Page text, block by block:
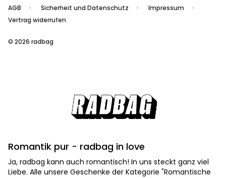
AGB Sicherheit und Datenschutz
Impressum
Vertrag widerrufen
© 2026 radbag
Romantik pur - radbag in love
Ja, radbag kann auch romantisch! In uns steckt ganz viel
Liebe. Alle unsere Geschenke der Kategorie "Romantische